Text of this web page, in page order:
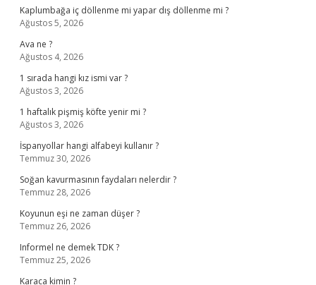
Kaplumbağa iç döllenme mi yapar dış döllenme mi ?
Ağustos 5, 2026
Ava ne ?
Ağustos 4, 2026
1 sırada hangi kız ismi var ?
Ağustos 3, 2026
1 haftalık pişmiş köfte yenir mi ?
Ağustos 3, 2026
İspanyollar hangi alfabeyi kullanır ?
Temmuz 30, 2026
Soğan kavurmasının faydaları nelerdir ?
Temmuz 28, 2026
Koyunun eşi ne zaman düşer ?
Temmuz 26, 2026
Informel ne demek TDK ?
Temmuz 25, 2026
Karaca kimin ?